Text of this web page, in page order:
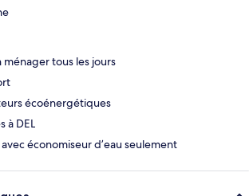
ménager tous les jours
écoénergétiques
à DEL
économiseur d’eau seulement